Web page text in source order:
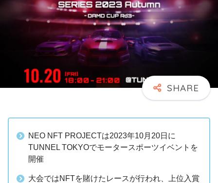
NEO NFT PROJECTは2023年10月20日に
TUNNEL TOKYOでモータースポーツイベントを
開催
大会ではNFTを賭けたレースが行われ、上位入賞